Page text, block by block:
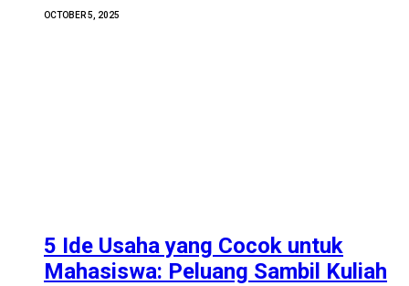
OCTOBER 5, 2025
5 Ide Usaha yang Cocok untuk
Mahasiswa: Peluang Sambil Kuliah